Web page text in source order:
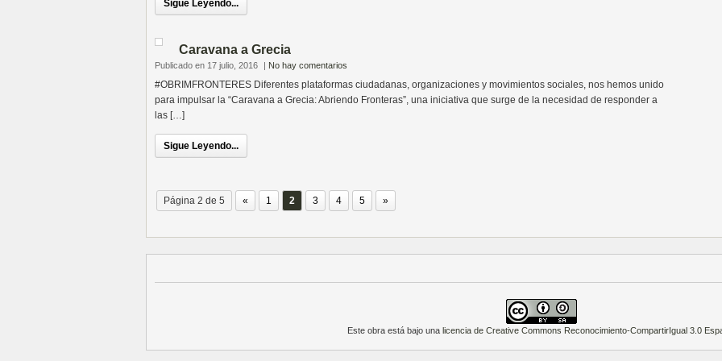
Sigue Leyendo...
Caravana a Grecia
Publicado en 17 julio, 2016 | No hay comentarios
#OBRIMFRONTERES Diferentes plataformas ciudadanas, organizaciones y movimientos sociales, nos hemos unido
para impulsar la “Caravana a Grecia: Abriendo Fronteras”, una iniciativa que surge de la necesidad de responder a
las […]
Sigue Leyendo...
Página 2 de 5 « 1 2 3 4 5 »
Este obra está bajo una licencia de Creative Commons Reconocimiento-CompartirIgual 3.0